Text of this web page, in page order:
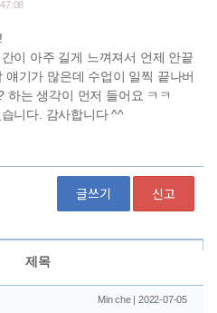
글쓰기 신고